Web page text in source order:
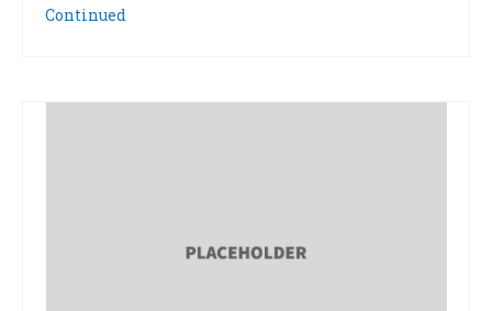
Continued